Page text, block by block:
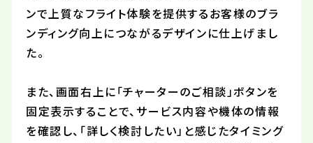
ンで上質なフライト体験を提供するお客様のブラ
ンディング向上につながるデザインに仕上げまし
た。
また、画面右上に「チャーターのご相談」ボタンを
固定表示することで、サービス内容や機体の情報
を確認し、「詳しく検討したい」と感じたタイミング